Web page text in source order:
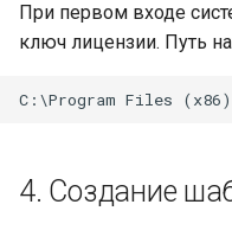
При первом входе
ключ лицензии. Путь
4. Создание